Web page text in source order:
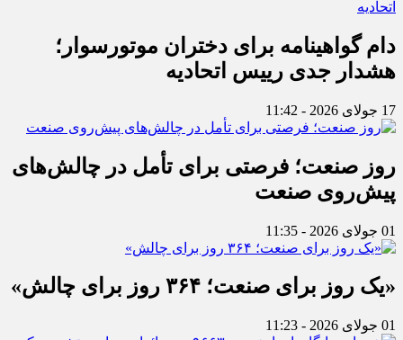
دام گواهینامه برای دختران موتورسوار؛
هشدار جدی رییس اتحادیه
17 جولای 2026 - 11:42
روز صنعت؛ فرصتی برای تأمل در چالش‌های
پیش‌روی صنعت
01 جولای 2026 - 11:35
«یک روز برای صنعت؛ ۳۶۴ روز برای چالش»
01 جولای 2026 - 11:23